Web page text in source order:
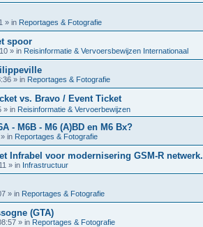
» in Reportages & Fotografie
spoor
» in Reisinformatie & Vervoersbewijzen Internationaal
» in Reportages & Fotografie
vs. Bravo / Event Ticket
» in Reisinformatie & Vervoerbewijzen
- M6B - M6 (A)BD en M6 Bx?
» in Reportages & Fotografie
Infrabel voor modernisering GSM-R netwerk.
» in Infrastructuur
» in Reportages & Fotografie
(GTA)
» in Reportages & Fotografie